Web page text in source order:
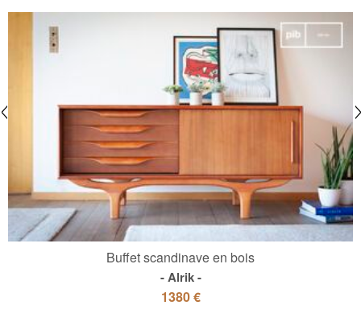
Buffet scandinave en bois
Alrik
1380 €